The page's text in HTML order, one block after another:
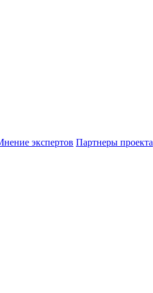
экспертов Партнеры проекта